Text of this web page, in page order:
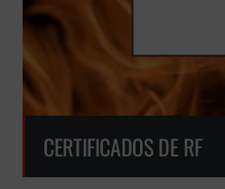
CERTIFICADOS DE RF